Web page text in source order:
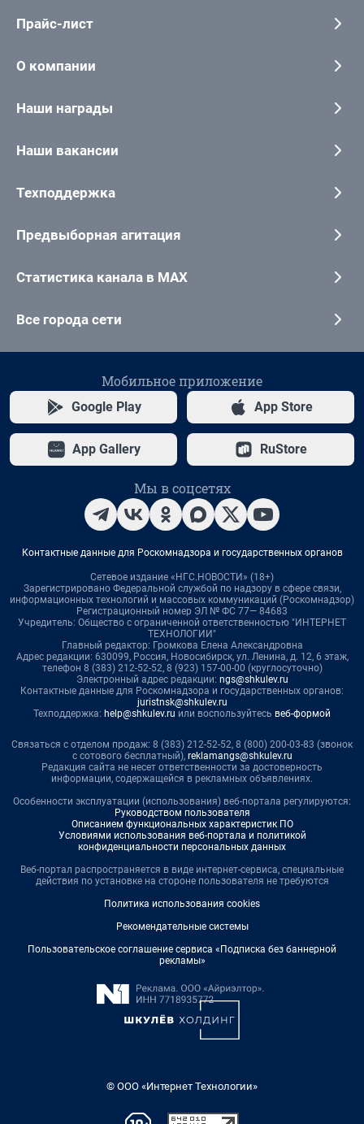
Прайс-лист
О компании
Наши награды
Наши вакансии
Техподдержка
Предвыборная агитация
Статистика канала в MAX
Все города сети
Мобильное приложение
Google Play App Store
App Gallery RuStore
Мы в соцсетях
Контактные данные для Роскомнадзора и государственных органов
Сетевое издание «НГС.НОВОСТИ» (18+)
Зарегистрировано Федеральной службой по надзору в сфере связи,
информационных технологий и массовых коммуникаций (Роскомнадзор)
Регистрационный номер ЭЛ № ФС 77— 84683
Учредитель: Общество с ограниченной ответственностью "ИНТЕРНЕТ
ТЕХНОЛОГИИ"
Главный редактор: Громкова Елена Александровна
Адрес редакции: 630099, Россия, Новосибирск, ул. Ленина, д. 12, 6 этаж,
телефон 8 (383) 212-52-52, 8 (923) 157-00-00 (круглосуточно)
Электронный адрес редакции: ngs@shkulev.ru
Контактные данные для Роскомнадзора и государственных органов:
juristnsk@shkulev.ru
Техподдержка: help@shkulev.ru или воспользуйтесь веб-формой
Связаться с отделом продаж: 8 (383) 212-52-52, 8 (800) 200-03-83 (звонок
с сотового бесплатный), reklamangs@shkulev.ru
Редакция сайта не несет ответственности за достоверность
информации, содержащейся в рекламных объявлениях.
Особенности эксплуатации (использования) веб-портала регулируются:
Руководством пользователя
Описанием функциональных характеристик ПО
Условиями использования веб-портала и политикой
конфиденциальности персональных данных
Веб-портал распространяется в виде интернет-сервиса, специальные
действия по установке на стороне пользователя не требуются
Политика использования cookies
Рекомендательные системы
Пользовательское соглашение сервиса «Подписка без баннерной
рекламы»
© ООО «Интернет Технологии»